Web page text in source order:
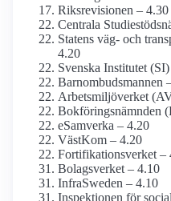
Riksrevisionen – 4.30
Centrala
Statens väg- och
4.20
Svenska Institutet
Barnombudsmannen
Arbetsmiljö­verket
Bokförings­nämnden
eSamverka – 4.20
VästKom – 4.20
Fortifikations­verket –
Bolagsverket – 4.10
InfraSweden – 4.10
Inspektionen för